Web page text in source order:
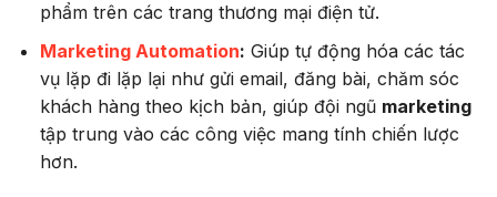
phẩm trên các trang thương mại điện tử.
Marketing Automation: Giúp tự động hóa các tác
vụ lặp đi lặp lại như gửi email, đăng bài, chăm sóc
khách hàng theo kịch bản, giúp đội ngũ marketing
tập trung vào các công việc mang tính chiến lược
hơn.